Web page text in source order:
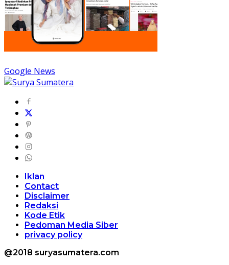
Google News
Iklan
Contact
Disclaimer
Redaksi
Kode Etik
Pedoman Media Siber
privacy policy
@2018 suryasumatera.com